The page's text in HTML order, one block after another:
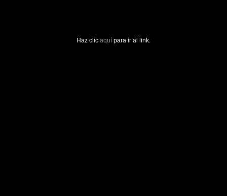
Haz clic aquí para ir al link.